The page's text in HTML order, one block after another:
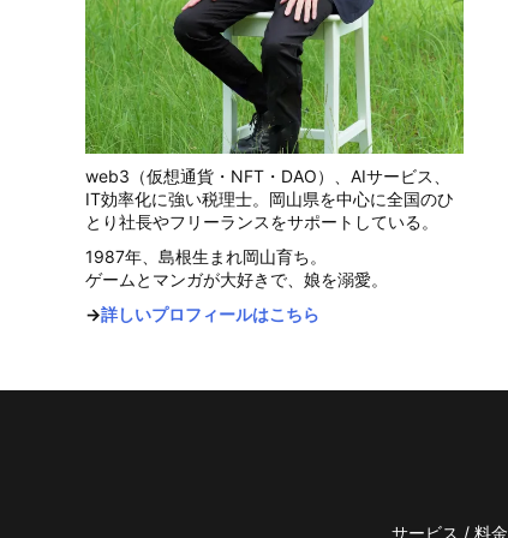
web3（仮想通貨・NFT・DAO）、AIサービス、
IT効率化に強い税理士。岡山県を中心に全国のひ
とり社長やフリーランスをサポートしている。
1987年、島根生まれ岡山育ち。
ゲームとマンガが大好きで、娘を溺愛。
→詳しいプロフィールはこちら
サービス / 料金